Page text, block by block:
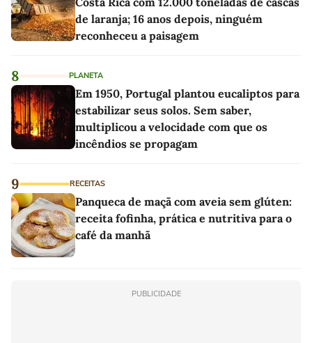
de laranja; 16 anos depois, ninguém
reconheceu a paisagem
8 PLANETA
Em 1950, Portugal plantou eucaliptos para
estabilizar seus solos. Sem saber,
multiplicou a velocidade com que os
incêndios se propagam
9 RECEITAS
Panqueca de maçã com aveia sem glúten:
receita fofinha, prática e nutritiva para o
café da manhã
PUBLICIDADE